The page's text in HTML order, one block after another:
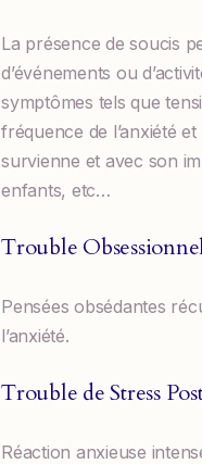
La présence de soucis
d’événements ou
symptômes tels que
fréquence de l’anxiété
survienne et avec son
enfants, etc…
Trouble
Pensées obsédantes
l’anxiété.
Trouble de Stress
Réaction anxieuse